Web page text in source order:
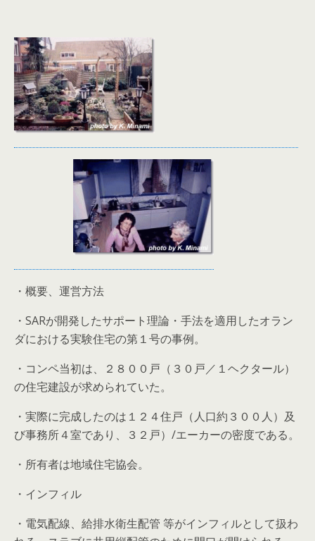
・概要、運営方法
・SARが開発したサポート理論・手法を適用したオラン
ダにおける実験住宅の第１号の事例。
・コンペ当初は、２８００戸（３０戸／１ヘクタール）
の住宅建設が求められていた。
・実際に完成したのは１２４住戸（人口約３００人）及
び事務所４室であり、３２戸）/エーカーの密度である。
・所有者は地域住宅協会。
・インフィル
・電気配線、給排水衛生配管 等がインフィルとして扱わ